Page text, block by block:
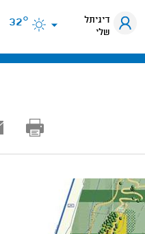
דיגיתל
שלי
32°